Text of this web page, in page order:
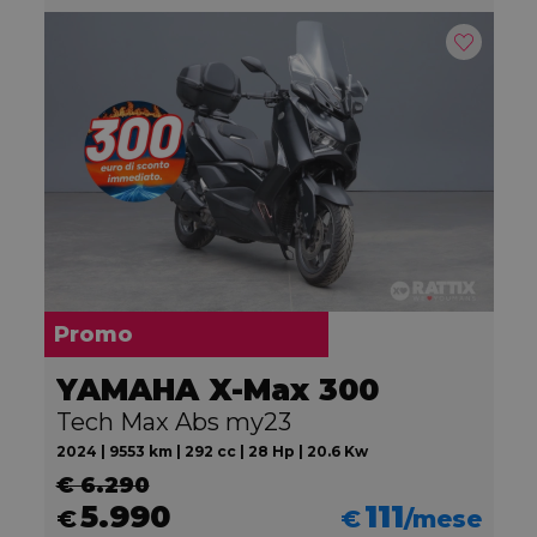
Promo
YAMAHA X-Max 300
Tech Max Abs my23
2024 | 9553 km | 292 cc | 28 Hp | 20.6 Kw
€ 6.290
€5.990 €111/mese